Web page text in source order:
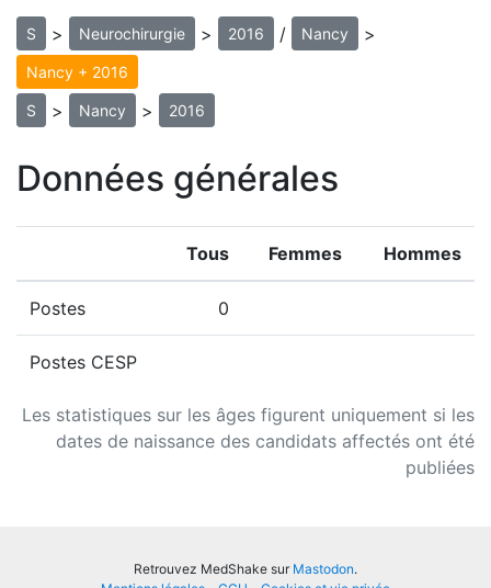
S > Neurochirurgie > 2016 / Nancy >
Nancy + 2016
S > Nancy > 2016
Données générales
Les statistiques sur les âges figurent uniquement si les
dates de naissance des candidats affectés ont été
publiées
Tous Femmes Hommes
Postes 0
Postes CESP
Retrouvez MedShake sur Mastodon.